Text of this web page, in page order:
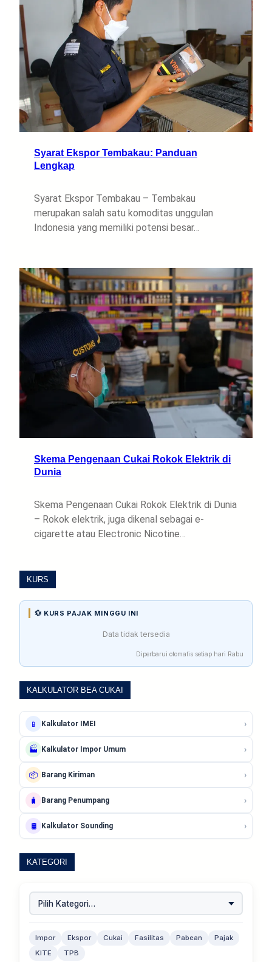
Syarat Ekspor Tembakau: Panduan
Lengkap
Syarat Ekspor Tembakau – Tembakau
merupakan salah satu komoditas unggulan
Indonesia yang memiliki potensi besar…
Skema Pengenaan Cukai Rokok Elektrik di
Dunia
Skema Pengenaan Cukai Rokok Elektrik di Dunia
– Rokok elektrik, juga dikenal sebagai e-
cigarette atau Electronic Nicotine…
KURS
💱 KURS PAJAK MINGGU INI
Data tidak tersedia
Diperbarui otomatis setiap hari Rabu
KALKULATOR BEA CUKAI
📱 Kalkulator IMEI ›
🏭 Kalkulator Impor Umum ›
📦 Barang Kiriman ›
🧳 Barang Penumpang ›
🛢️ Kalkulator Sounding ›
KATEGORI
Impor Ekspor Cukai Fasilitas Pabean
Pajak
KITE
TPB